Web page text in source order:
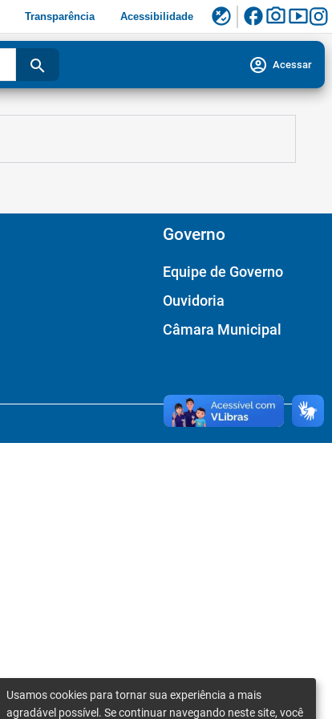
Transparência Acessibilidade flaky facebookphoto_camerasmart_display
search account_circle Acessar
Governo
Equipe de Governo
Ouvidoria
Câmara Municipal
Usamos cookies para tornar sua experiência a mais
agradável possível. Se continuar navegando neste site, você